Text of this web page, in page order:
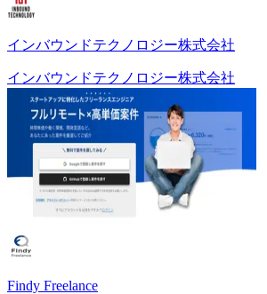
インバウンドテクノロジー株式会社
インバウンドテクノロジー株式会社
Findy Freelance